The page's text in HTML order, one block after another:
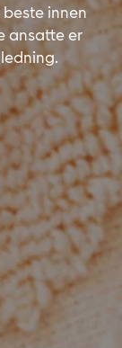
innen
ansatte er